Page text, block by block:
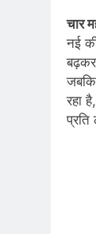
चार
नई
रहा
प्रति